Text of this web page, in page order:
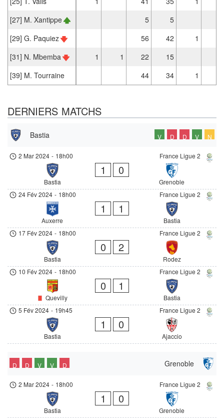
[27] M. Xantippe
5
5
[29] G. Paquiez
56 42 1
[31] N. Mbemba
1 1 22
15
[39] M. Tourraine
44 34 1
DERNIERS MATCHS
Bastia V D D V N
France Ligue 2
2 Mar 2024 - 18h00
Bastia
1 0
Grenoble
France Ligue 2
24 Fév 2024 - 18h00
Auxerre
1 1
Bastia
France Ligue 2
17 Fév 2024 - 18h00
Bastia
0 2
Rodez
France Ligue 2
10 Fév 2024 - 18h00
Quevilly
0 1
Bastia
France Ligue 2
5 Fév 2024 - 19h45
Bastia
1 0
Ajaccio
Grenoble
D D V V D
France Ligue 2
2 Mar 2024 - 18h00
Bastia
1 0
Grenoble